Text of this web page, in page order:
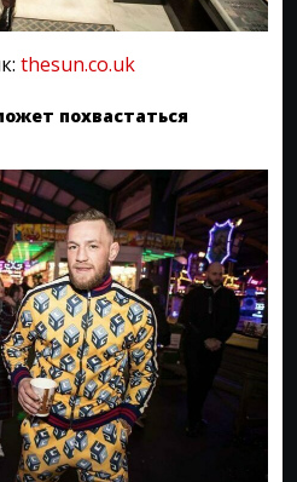
thesun.co.uk
похвастаться